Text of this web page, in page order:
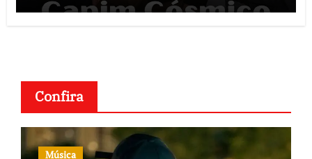
Confira
Música